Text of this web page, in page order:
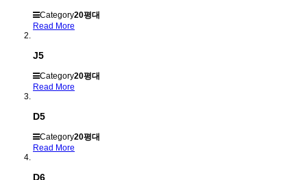
Category20평대
Read More
J5
Category20평대
Read More
D5
Category20평대
Read More
D6